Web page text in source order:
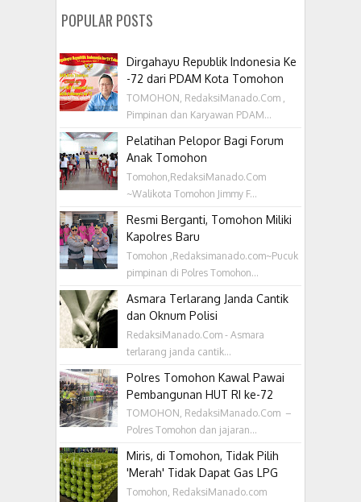
POPULAR POSTS
Dirgahayu Republik Indonesia Ke
-72 dari PDAM Kota Tomohon
TOMOHON, RedaksiManado.Com ,
Pimpinan dan Karyawan PDAM...
Pelatihan Pelopor Bagi Forum
Anak Tomohon
Tomohon,RedaksiManado.Com
~Walikota Tomohon Jimmy F...
Resmi Berganti, Tomohon Miliki
Kapolres Baru
Tomohon ,Redaksimanado.com~Pucuk
pimpinan di Polres Tomohon...
Asmara Terlarang Janda Cantik
dan Oknum Polisi
RedaksiManado.Com - Asmara
terlarang janda cantik...
Polres Tomohon Kawal Pawai
Pembangunan HUT RI ke-72
TOMOHON, RedaksiManado.Com –
Polres Tomohon dan jajaran...
Miris, di Tomohon, Tidak Pilih
'Merah' Tidak Dapat Gas LPG
Tomohon, RedaksiManado.com